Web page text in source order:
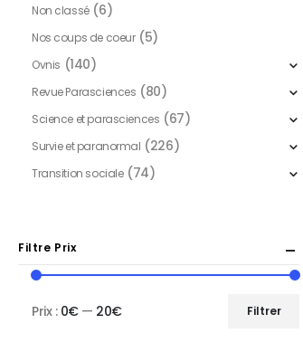
Non classé (6)
Nos coups de coeur (5)
Ovnis (140)
Revue Parasciences (80)
Science et parasciences (67)
Survie et paranormal (226)
Transition sociale (74)
Filtre Prix
Filtrer
Prix : 0€— 20€